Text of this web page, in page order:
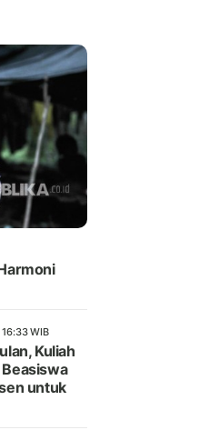
WIB
Kuliah
untuk